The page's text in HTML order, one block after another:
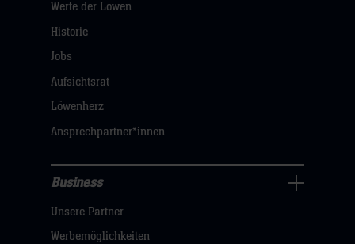
uns
Navigation
öffnen,
hier
Werte der Löwen
Historie
Jobs
Aufsichtsrat
Löwenherz
Ansprechpartner*innen
Navigation
öffnen,
Business
Unsere Partner
Werbemöglichkeiten